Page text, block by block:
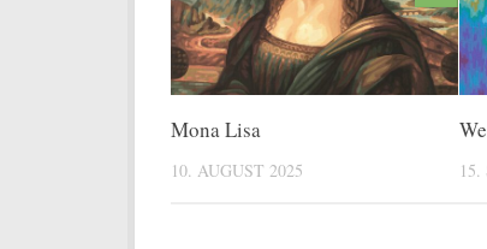
Mona Lisa
10. AUGUST 2025